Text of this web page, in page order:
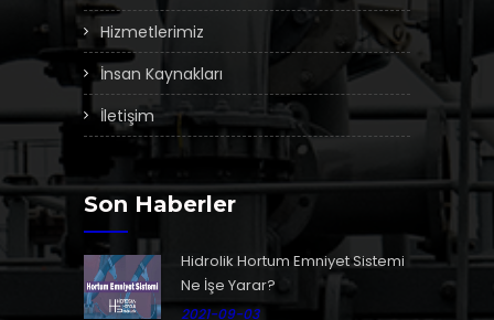
Hizmetlerimiz
İnsan Kaynakları
İletişim
Son Haberler
Hidrolik Hortum Emniyet Sistemi
Ne İşe Yarar?
2021-09-03